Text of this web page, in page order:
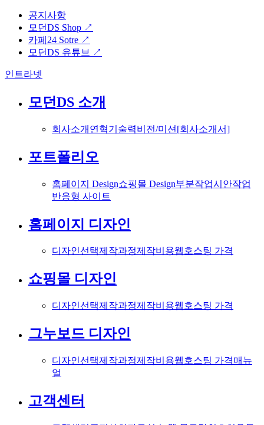
공지사항
모던DS Shop ↗
카페24 Sotre ↗
모던DS 유튜브 ↗
인트라넷
모던DS 소개
회사소개 연혁기술력비전/미션 [회사소개서]
포트폴리오
홈페이지 Design쇼핑몰 Design부분작업시안작업
반응형 사이트
홈페이지 디자인
디자인선택제작과정제작비용웹호스팅 가격
쇼핑몰 디자인
디자인선택제작과정제작비용웹호스팅 가격
그누보드 디자인
디자인선택제작과정제작비용웹호스팅 가격매뉴
얼
고객센터